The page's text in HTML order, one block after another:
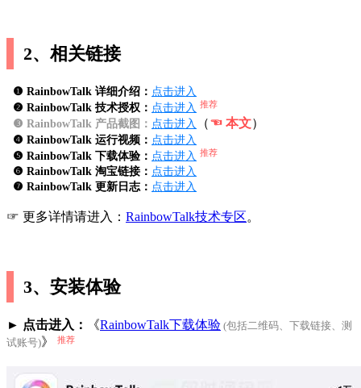
2、相关链接
❶ RainbowTalk 详细介绍： 点击进入
❷ RainbowTalk 技术授权： 点击进入 推荐
❸ RainbowTalk 产品截图： 点击进入 （☜ 本文）
❹ RainbowTalk 运行视频： 点击进入
❺ RainbowTalk 下载体验： 点击进入 推荐
❻ RainbowTalk 淘宝链接： 点击进入
❼ RainbowTalk 更新日志： 点击进入
☞ 更多详情请进入： RainbowTalk技术专区。
3、安装体验
► 点击进入： 《RainbowTalk下载体验 (包括二维码、下载链接、测
试账号)》 推荐